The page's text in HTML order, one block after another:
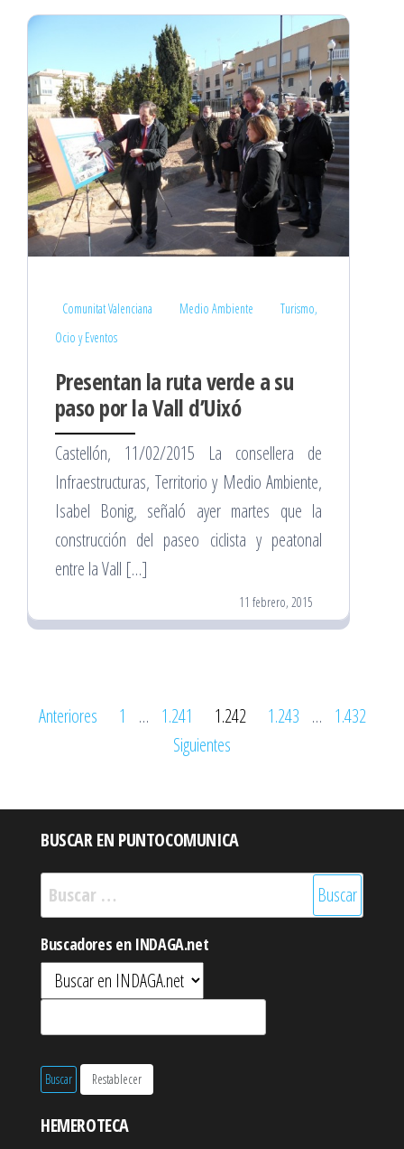
Comunitat Valenciana Medio Ambiente
Turismo,
Ocio y Eventos
Presentan la ruta verde a su
paso por la Vall d’Uixó
Castellón, 11/02/2015 La consellera de
Infraestructuras, Territorio y Medio Ambiente,
Isabel Bonig, señaló ayer martes que la
construcción del paseo ciclista y peatonal
entre la Vall […]
11 febrero, 2015
Paginación
Anteriores 1 … 1.241 1.242 1.243 … 1.432
Siguientes
BUSCAR EN PUNTOCOMUNICA
Buscar:
Buscadores en INDAGA.net
HEMEROTECA